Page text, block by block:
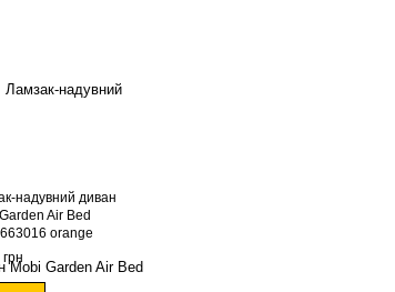
надувний диван
Air Bed
orange